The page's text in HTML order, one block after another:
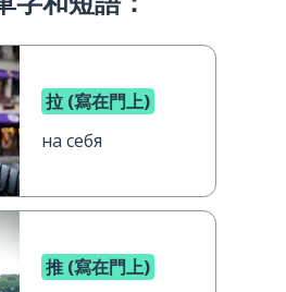
拉 (寫在門上)
на себя
推 (寫在門上)